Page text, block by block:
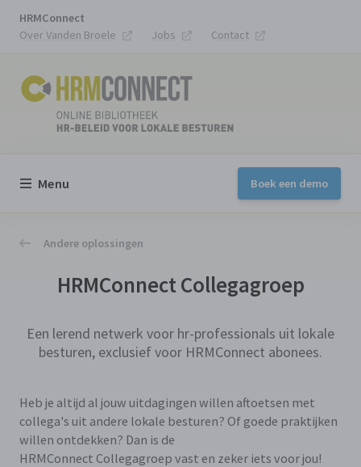
HRMConnect
Over Vanden Broele
Jobs Contact
Menu Boek een demo
Andere oplossingen
HRMConnect Collegagroep
Een lerend netwerk voor hr-professionals uit lokale
besturen, exclusief voor HRMConnect abonees.
Heb je altijd al jouw uitdagingen willen aftoetsen met
collega's uit andere lokale besturen? Of goede praktijken
willen ontdekken? Dan is de
HRMConnect Collegagroep vast en zeker iets voor jou!